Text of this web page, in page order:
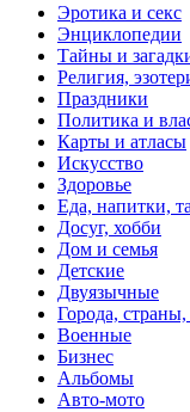
Эротика и секс
Энциклопедии
Тайны и
Религия,
Праздники
Политика и
Карты и атласы
Искусство
Здоровье
Еда, напитки,
Досуг, хобби
Дом и семья
Детские
Двуязычные
Города,
Военные
Бизнес
Альбомы
Авто-мото